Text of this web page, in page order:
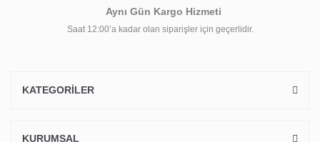
Aynı Gün Kargo Hizmeti
Saat 12:00’a kadar olan siparişler için geçerlidir.
KATEGORİLER
KURUMSAL